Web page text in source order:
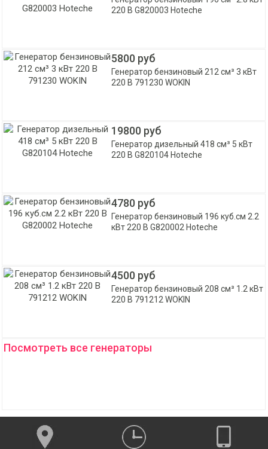
220 В G820003 Hoteche
5800 руб
Генератор бензиновый 212 см³ 3 кВт
220 В 791230 WOKIN
19800 руб
Генератор дизельный 418 см³ 5 кВт
220 В G820104 Hoteche
4780 руб
Генератор бензиновый 196 куб.см 2.2
кВт 220 В G820002 Hoteche
4500 руб
Генератор бензиновый 208 см³ 1.2 кВт
220 В 791212 WOKIN
Посмотреть все генераторы